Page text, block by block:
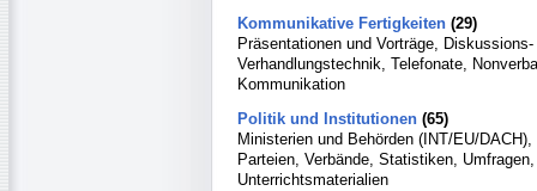
Kommunikative Fertigkeiten (29)
Präsentationen und Vorträge, Diskussions-
Verhandlungstechnik, Telefonate,
Kommunikation
Politik und Institutionen (65)
Ministerien und Behörden (INT/EU/DACH),
Parteien, Verbände, Statistiken, Umfragen,
Unterrichtsmaterialien